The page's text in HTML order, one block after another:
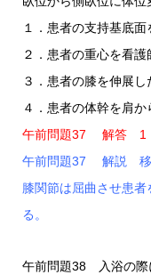
１．患者の支持基底面
２．患者の重心を看護
３．患者の膝を伸展し
４．患者の体幹を肩か
午前問題37 解答 1
午前問題37 解説 移
膝関節は屈曲させ患
る。
午前問題38 入浴の際